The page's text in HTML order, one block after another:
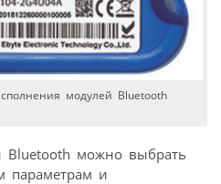
модулей Bluetooth
Bluetooth можно выбрать
параметрам и